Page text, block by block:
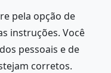
pela opção de
instruções. Você
pessoais e de
corretos.